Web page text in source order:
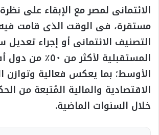
الائتمانى لمصر مع الإبقاء على
مستقرة، فى الوقت الذى قامت
التصنيف الائتمانى أو إجراء تعديل
المستقبلية لأكثر
الأوسط؛ بما يعكس فعالية وتوازن
الاقتصادية والمالية المُتبعة من
خلال السنوات الماضية.